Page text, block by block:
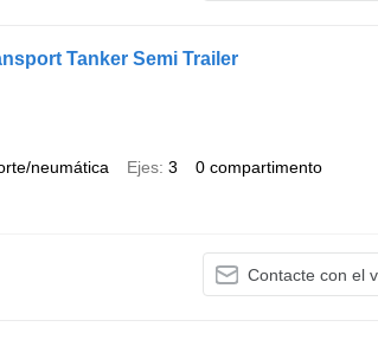
Tanker Semi Trailer
neumática Ejes 3 0 compartimento
Contacte con el